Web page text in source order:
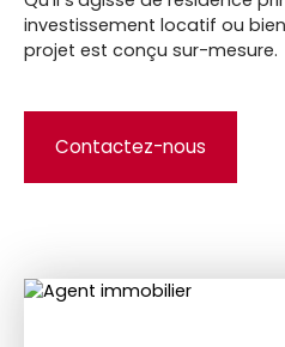
Qu’il s’agisse de résidence